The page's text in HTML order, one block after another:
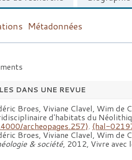
Métadonnées
DANS UNE REVUE
Broes, Viviane Clavel, Wim de
d'habitats du
archeopages.257⟩. ⟨hal-
Broes, Viviane Clavel, Wim de
& société, 2012, Vivre avec